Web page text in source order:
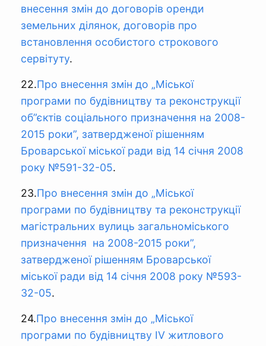
внесення змін до договорів оренди
земельних ділянок, договорів про
встановлення особистого строкового
сервітуту.
22.Про внесення змін до „Міської
програми по будівництву та реконструкції
об”єктів соціального призначення на 2008-
2015 роки”, затвердженої рішенням
Броварської міської ради від 14 січня 2008
року №591-32-05.
23.Про внесення змін до „Міської
програми по будівництву та реконструкції
магістральних вулиць загальноміського
призначення на 2008-2015 роки”,
затвердженої рішенням Броварської
міської ради від 14 січня 2008 року №593-
32-05.
24.Про внесення змін до „Міської
програми по будівництву ІV житлового